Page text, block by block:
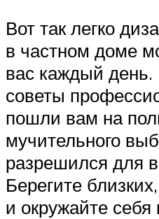
Вот так легко
в частном доме
вас каждый
советы
пошли вам на
мучительного
разрешился для
Берегите
и окружайте себя